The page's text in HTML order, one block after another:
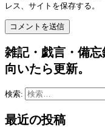
レス、サイトを保存する。
雑記・戯言・備
向いたら更新。
検索:
最近の投稿